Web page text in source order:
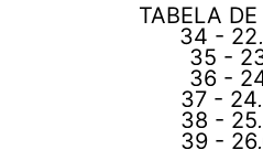
TABELA
34 -
35 -
36 -
37 -
38 -
39 -